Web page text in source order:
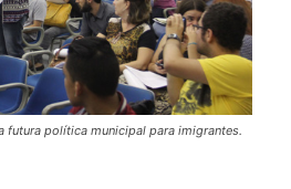
futura política municipal para imigrantes.